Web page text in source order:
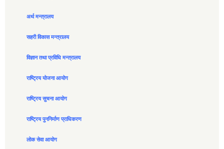
अर्थ मन्त्रालय
सहरी विकास मन्त्रालय
विज्ञान तथा प्रविधि मन्त्रालय
राष्ट्रिय योजना आयोग
राष्ट्रिय सुचना आयोग
राष्ट्रिय पुननिर्माण प्राधिकरण
लोक सेवा आयोग